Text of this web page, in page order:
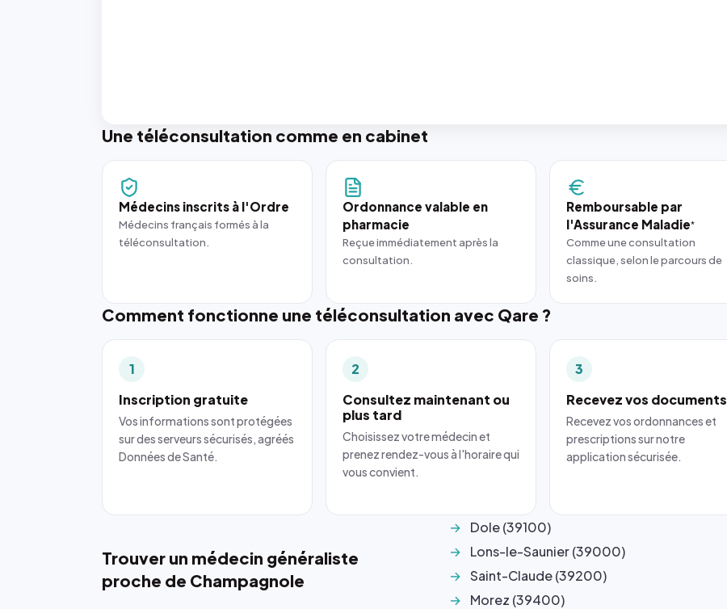
Une téléconsultation comme en cabinet
Médecins inscrits à l'Ordre
Médecins français formés à la
téléconsultation.
Ordonnance valable en
pharmacie
Reçue immédiatement après la
consultation.
Remboursable par
l'Assurance Maladie*
Comme une consultation
classique, selon le parcours de
soins.
Comment fonctionne une téléconsultation avec Qare ?
1
Inscription gratuite
Vos informations sont protégées
sur des serveurs sécurisés, agréés
Données de Santé.
2
Consultez maintenant ou
plus tard
Choisissez votre médecin et
prenez rendez-vous à l'horaire qui
vous convient.
3
Recevez vos documents
Recevez vos ordonnances et
prescriptions sur notre
application sécurisée.
Trouver un médecin généraliste
proche de Champagnole
Dole (39100)
Lons-le-Saunier (39000)
Saint-Claude (39200)
Morez (39400)